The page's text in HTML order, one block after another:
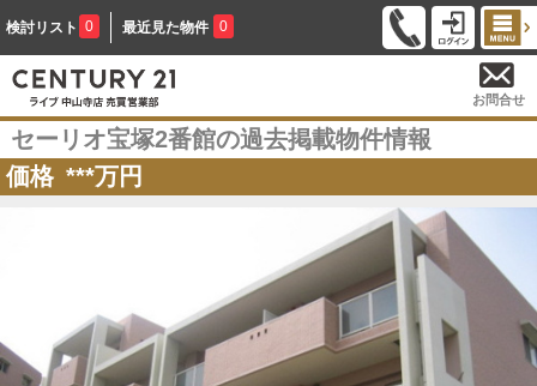
検討リスト 0 最近見た物件 0
お問合せ
セーリオ宝塚2番館の過去掲載物件情報
価格 ***万円